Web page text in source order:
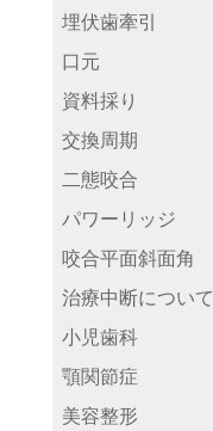
埋伏歯牽引
口元
資料採り
交換周期
二態咬合
パワーリッジ
咬合平面斜面角
治療中断について
小児歯科
顎関節症
美容整形